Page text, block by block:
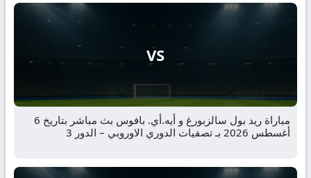
VS
مباراة ريد بول سالزبورغ و أيه.أي. بافوس بث مباشر بتاريخ 6
أغسطس 2026 بـ تصفيات الدوري الاوروبي – الدور 3